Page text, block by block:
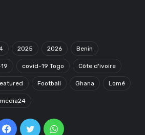
2025 2026 Benin
covid-19 Togo Côte d'ivoire
Football Ghana Lomé
Facebook
TwitterWhatsApp